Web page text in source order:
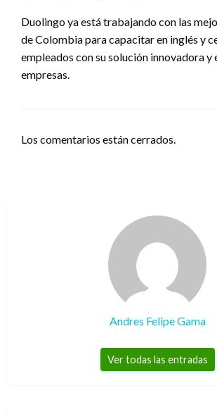
Duolingo ya está trabajando con las
de Colombia para capacitar en inglés y
empleados con su solución innovadora y
empresas.
Los comentarios están cerrados.
Andres Felipe Gama
Ver todas las entradas